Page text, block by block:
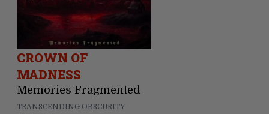
CROWN OF
MADNESS
Memories Fragmented
TRANSCENDING OBSCURITY